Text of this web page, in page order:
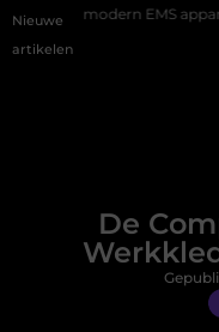
Nieuwe
artikelen
apparaat Hoe online
De